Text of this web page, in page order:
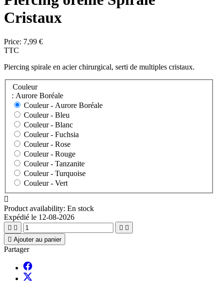
Cristaux
Price: 7,99 €
TTC
Piercing spirale en acier chirurgical, serti de multiples cristaux.
Couleur
: Aurore Boréale
Couleur - Aurore Boréale
Couleur - Bleu
Couleur - Blanc
Couleur - Fuchsia
Couleur - Rose
Couleur - Rouge
Couleur - Tanzanite
Couleur - Turquoise
Couleur - Vert

Product availability: En stock
Expédié le 12-08-2026
   
 Ajouter au panier
Partager